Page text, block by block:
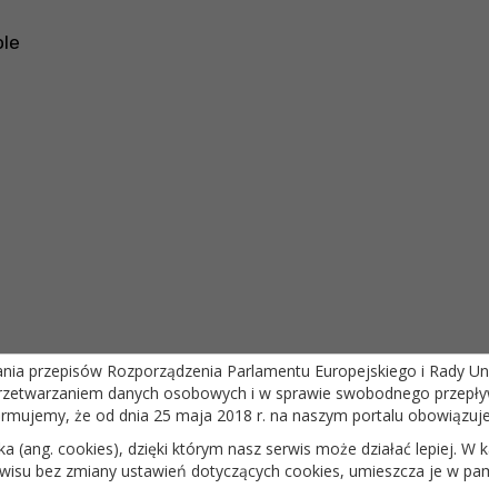
przepisów Rozporządzenia Parlamentu Europejskiego i Rady
danych osobowych i w sprawie swobodnego
że od dnia 25 maja 2018 r. na naszym portalu
(ang. cookies), dzięki którym nasz serwis może działać lepiej.
bez zmiany ustawień dotyczących cookies, umieszcza je w